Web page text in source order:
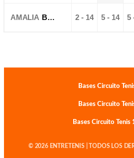
AMALIA BECERRA 2 - 14 5 - 14 5
Bases Circuito
Bases Circuito
Bases Circuito Tenis
© 2026 ENTRETENIS | TODOS LOS